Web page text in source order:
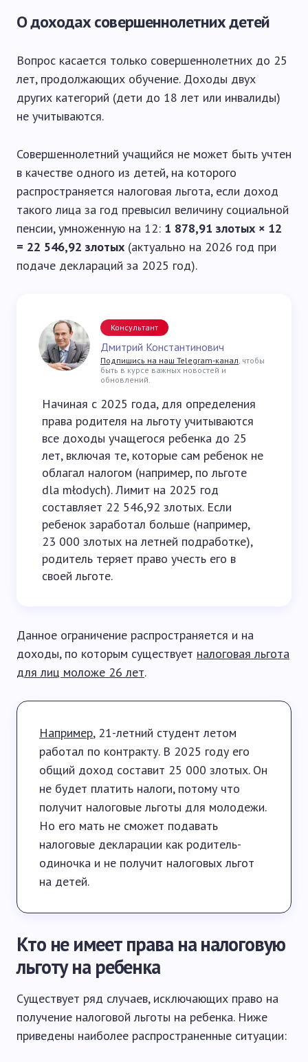
О доходах совершеннолетних детей
Вопрос касается только совершеннолетних до 25
лет, продолжающих обучение. Доходы двух
других категорий (дети до 18 лет или инвалиды)
не учитываются.
Совершеннолетний учащийся не может быть учтен
в качестве одного из детей, на которого
распространяется налоговая льгота, если доход
такого лица за год превысил величину социальной
пенсии, умноженную на 12: 1 878,91 злотых × 12
= 22 546,92 злотых (актуально на 2026 год при
подаче деклараций за 2025 год).
Консультант
Дмитрий Константинович
Подпишись на наш Telegram-канал, чтобы
быть в курсе важных новостей и
обновлений.
Начиная с 2025 года, для определения
права родителя на льготу учитываются
все доходы учащегося ребенка до 25
лет, включая те, которые сам ребенок не
облагал налогом (например, по льготе
dla młodych). Лимит на 2025 год
составляет 22 546,92 злотых. Если
ребенок заработал больше (например,
23 000 злотых на летней подработке),
родитель теряет право учесть его в
своей льготе.
Данное ограничение распространяется и на
доходы, по которым существует налоговая льгота
для лиц моложе 26 лет.
Например, 21-летний студент летом
работал по контракту. В 2025 году его
общий доход составит 25 000 злотых. Он
не будет платить налоги, потому что
получит налоговые льготы для молодежи.
Но его мать не сможет подавать
налоговые декларации как родитель-
одиночка и не получит налоговых льгот
на детей.
Кто не имеет права на налоговую
льготу на ребенка
Существует ряд случаев, исключающих право на
получение налоговой льготы на ребенка. Ниже
приведены наиболее распространенные ситуации: